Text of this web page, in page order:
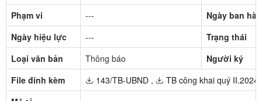
Phạm vi
---
Ngày ban
Ngày hiệu lực
---
Trạng thái
Loại văn bản
Thông báo
Người ký
File đính kèm
143/TB-UBND ,
TB công khai quý II.2024